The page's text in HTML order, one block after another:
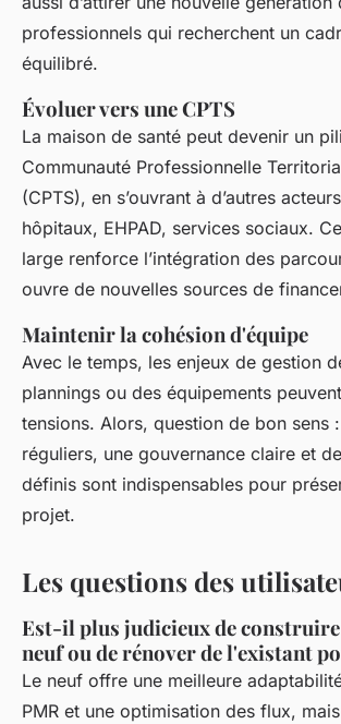
professionnels qui recherchent un
équilibré.
Évoluer vers une CPTS
La maison de santé peut devenir un
Communauté Professionnelle
(CPTS), en s’ouvrant à d’autres
hôpitaux, EHPAD, services sociaux.
large renforce l’intégration des
ouvre de nouvelles sources de
Maintenir la cohésion d'équipe
Avec le temps, les enjeux de gestion
plannings ou des équipements
tensions. Alors, question de bon sens
réguliers, une gouvernance claire et
définis sont indispensables pour
projet.
Les questions des
Est-il plus judicieux de
neuf ou de rénover de l'existant
Le neuf offre une meilleure
PMR et une optimisation des flux,